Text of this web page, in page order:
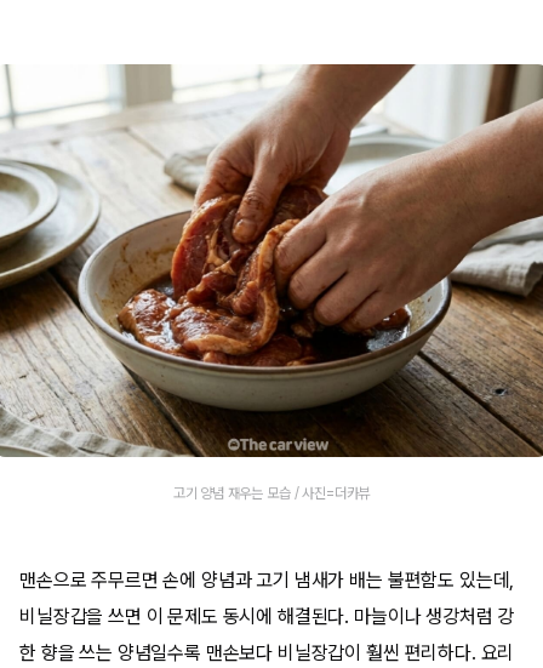
고기 양념 재우는 모습 / 사진=더카뷰
맨손으로 주무르면 손에 양념과 고기 냄새가 배는 불편함도 있는데,
비닐장갑을 쓰면 이 문제도 동시에 해결된다. 마늘이나 생강처럼 강
한 향을 쓰는 양념일수록 맨손보다 비닐장갑이 훨씬 편리하다. 요리